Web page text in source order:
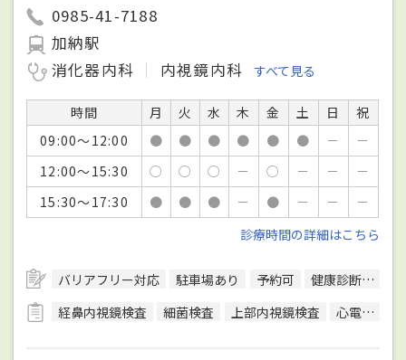
0985-41-7188
加納駅
消化器内科
内視鏡内科 すべて見る
時間 月 火 水 木 金 土 日
祝
09:00～12:00
● ● ● ● ● ● －
－
12:00～15:30
○ ○ ○ － ○ － －
－
15:30～17:30
● ● ● － ● － －
－
診療時間の詳細はこちら
バリアフリー対応 駐車場あり 予約可 健康診断対応
経鼻内視鏡検査
細菌検査 上部内視鏡検査 心電図検査